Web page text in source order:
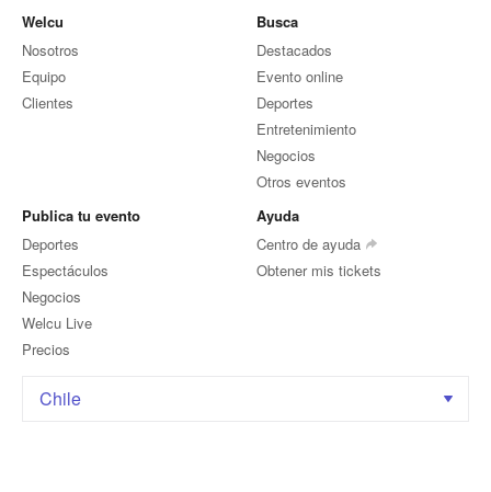
Welcu
Nosotros
Equipo
Clientes
Busca
Destacados
Evento online
Deportes
Entretenimiento
Negocios
Otros eventos
Publica tu evento
Deportes
Espectáculos
Negocios
Welcu Live
Precios
Ayuda
Centro de ayuda
Obtener mis tickets
Chile